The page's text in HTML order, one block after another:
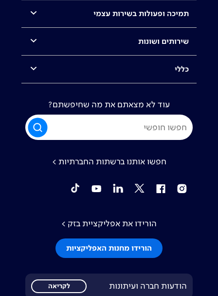
תמיכה ופעולות בשירות עצמי
שירותים ושונות
כללי
עוד לא מצאתם את מה שחיפשתם?
חפשו אותנו ברשתות החברתיות >
Instagram
Facebook
Twitter
Linkedin
YouTube
tiktok
הורידו את אפליקציית בזק >
הורידו מחנות האפליקציות
הודעות חברה ועיתונות לקריאה